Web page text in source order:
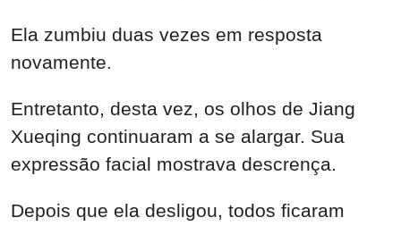
Ela zumbiu duas vezes em resposta
novamente.
Entretanto, desta vez, os olhos de Jiang
Xueqing continuaram a se alargar. Sua
expressão facial mostrava descrença.
Depois que ela desligou, todos ficaram